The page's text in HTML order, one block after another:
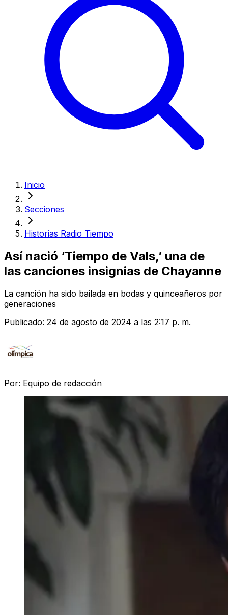
Inicio
Secciones
Historias Radio Tiempo
Así nació ‘Tiempo de Vals,’ una de
las canciones insignias de Chayanne
La canción ha sido bailada en bodas y quinceañeros por
generaciones
Publicado: 24 de agosto de 2024 a las 2:17 p. m.
Por: Equipo de redacción